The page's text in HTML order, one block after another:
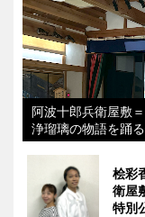
阿波十郎兵衛屋敷
浄瑠璃の物語を踊
桧彩
衛屋
特別